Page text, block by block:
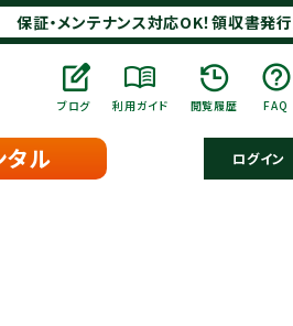
保証・メンテナンス対応OK！領収書発
ブログ 利用ガイド 閲覧履歴 FAQ
タル ログイン